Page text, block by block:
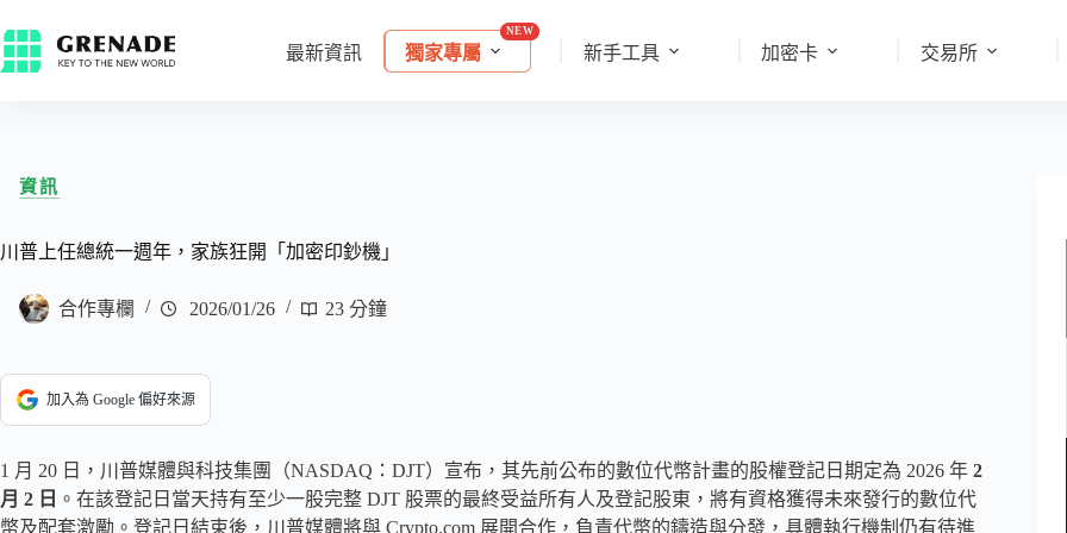
最新資訊 獨家專屬 新手工具 加密卡 交易所
資訊
川普上任總統一週年，家族狂開「加密印鈔機」
合作專欄 2026/01/26 23 分鐘
加入為 Google 偏好來源
1 月 20 日，川普媒體與科技集團（NASDAQ：DJT）宣布，其先前公布的數位代幣計畫的股權登記日期定為 2026 年 2
月 2 日 。在該登記日當天持有至少一股完整 DJT 股票的最終受益所有人及登記股東，將有資格獲得未來發行的數位代
幣及配套激勵。登記日結束後，川普媒體將與 Crypto.com 展開合作，負責代幣的鑄造與分發，具體執行機制仍有待進